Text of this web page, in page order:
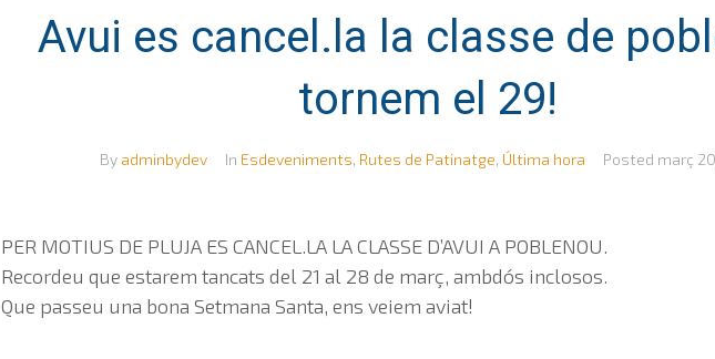
Avui es cancel.la la classe de
tornem el 29!
By adminbydev In Esdeveniments, Rutes de Patinatge, Última hora Posted març
PER MOTIUS DE PLUJA ES CANCEL.LA LA CLASSE D’AVUI A POBLENOU.
Recordeu que estarem tancats del 21 al 28 de març, ambdós inclosos.
Que passeu una bona Setmana Santa, ens veiem aviat!